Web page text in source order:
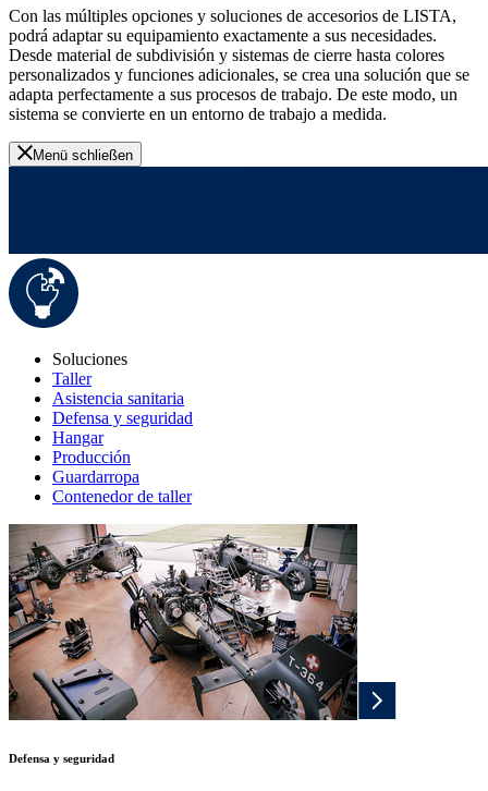
Con las múltiples opciones y soluciones de accesorios de LISTA,
podrá adaptar su equipamiento exactamente a sus necesidades.
Desde material de subdivisión y sistemas de cierre hasta colores
personalizados y funciones adicionales, se crea una solución que se
adapta perfectamente a sus procesos de trabajo. De este modo, un
sistema se convierte en un entorno de trabajo a medida.
Menü schließen
Soluciones
Taller
Asistencia sanitaria
Defensa y seguridad
Hangar
Producción
Guardarropa
Contenedor de taller
Defensa y seguridad